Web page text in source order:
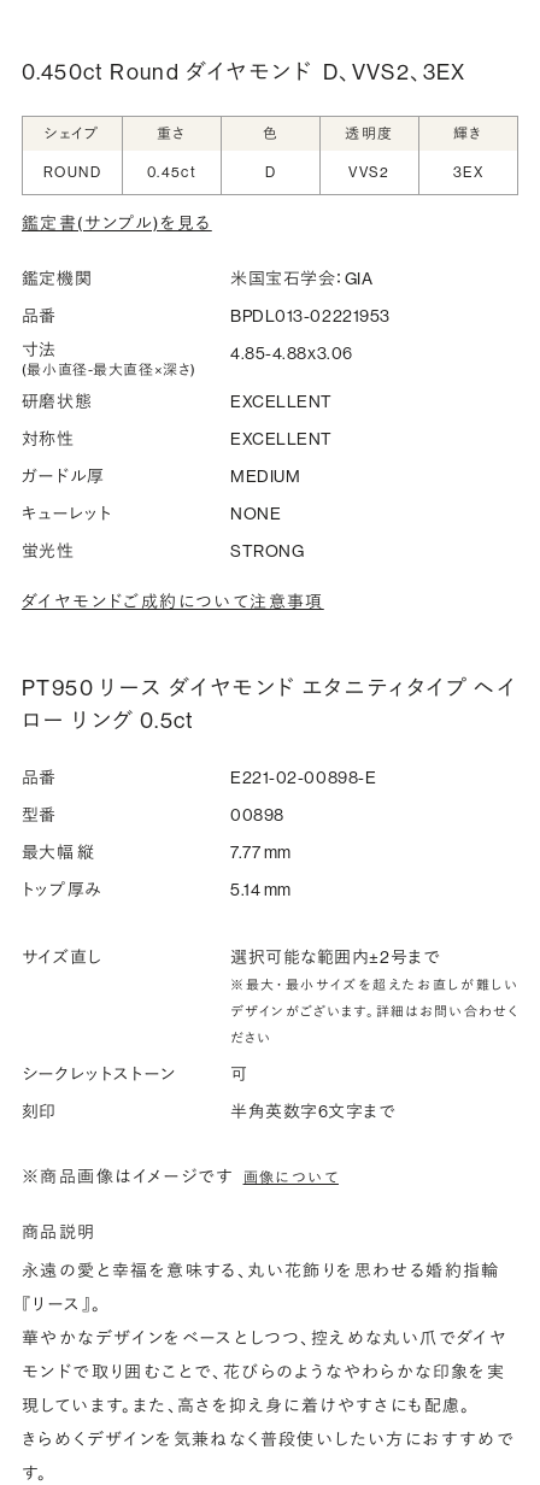
シークレットストーン：指輪の内側に留める宝石のこ
と
指輪の内側に、誕生石やピンクダイヤモンドなど、お好みの
宝石を選んでセッティングすることができます。ショッピング
詳しく見る
0.450ct Round ダイヤモンド D、VVS2、3EX
シェイプ 重さ 色 透明度 輝き
ROUND 0.45ct D VVS2 3EX
鑑定書(サンプル)を見る
鑑定機関
米国宝石学会：GIA
品番
BPDL013-02221953
寸法
(最小直径-最大直径×深さ)
4.85-4.88x3.06
研磨状態
EXCELLENT
対称性
EXCELLENT
ガードル厚
MEDIUM
キューレット
NONE
蛍光性
STRONG
ダイヤモンドご成約について注意事項
PT950 リース ダイヤモンド エタニティタイプ ヘイ
ロー リング 0.5ct
品番
E221-02-00898-E
型番
00898
最大幅 縦
7.77 mm
トップ厚み
5.14 mm
サイズ直し 選択可能な範囲内±2号まで
※最大・最小サイズを超えたお直しが難しい
デザインがございます。詳細はお問い合わせく
ださい
シークレットストーン
可
刻印
半角英数字6文字まで
※商品画像はイメージです 画像について
商品説明
永遠の愛と幸福を意味する、丸い花飾りを思わせる婚約指輪
『リース』。
華やかなデザインをベースとしつつ、控えめな丸い爪でダイヤ
モンドで取り囲むことで、花びらのようなやわらかな印象を実
現しています。また、高さを抑え身に着けやすさにも配慮。
きらめくデザインを気兼ねなく普段使いしたい方におすすめで
す。